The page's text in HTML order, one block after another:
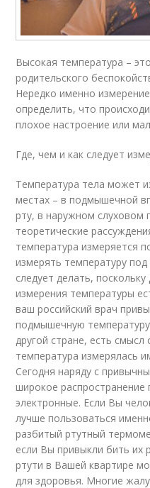
Высокая температура –
родительского
Нередко именно
определить, что
плохое настроение или
Где, чем и как следует
Температура тела может
местах – в подмышечной
рту, в наружном слуховом
теоретические
температура измеряется
измерять температуру
следует делать,
измерения температуры
ваш российский врач
подмышечную
другой стране, есть
температура измерялась
Сегодня наряду с
широкое
электронные. Если Вы
лучше пользоваться
разбитый ртутный
если Вы привыкли бить их
ртути в Вашей квартире
для здоровья. Многие